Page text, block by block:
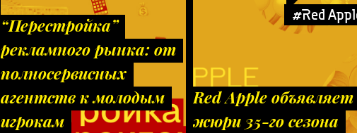
“Перестройка”
рекламного рынка: от
полносервисных
агентств к молодым
игрокам
#Red
Red Apple объявляет
жюри 35-го сезона